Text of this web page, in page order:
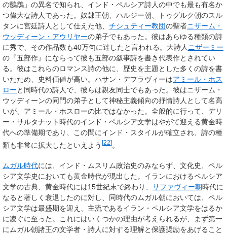
の鸚鵡」の異名で知られ、インド・ペルシア詩人の中でも最も有名か
つ偉大な詩人であった。奴隷王朝、ハルジー朝、トゥグルク朝のスル
タンに宮廷詩人として仕えた他、 チシュティー教団の聖者ニザーム・
ウッディーン・アウリヤーの弟子でもあった。彼はあらゆる種類の詩
に秀で、その作品数も40万句に達したと言われる。大詩人ニザーミー
の『五部作』にならって彼も五部の叙事詩を書き代表作とされてい
る。彼はこれらのロマンス詩の他に、歴史を主題とした多くの詩を書
いたため、史料価値が高い。ハサン・デフラヴィーはアミール・ホス
ローと同時代の詩人で、彼らは親友同士でもあった。彼はニザーム・
ウッディーンの同門の弟子として神秘主義傾向の抒情詩人として名高
いが、アミール・ホスローの比ではなかった。全般的に行って、デリ
ー・サルタナット時代のインド・ペルシア文学はやがて迎える黄金時
代への準備期であり、この間にインド・スタイルが確立され、詩の種
類も非常に拡大したといえよう [22] 。
ムガル時代には、インド・ムスリム政治史のみならず、文化史、ペル
シア文学史においても黄金時代が現出した。イランにおけるペルシア
文学の古典、黄金時代には15世紀末で終わり、 サファヴィー朝時代に
なると著しく衰退したのに対し、同時代のムガル朝においては、ペル
シア文学は最盛期を迎え、主流であるイラン・ペルシア文学をはるか
に凌ぐに至った。これにはいくつかの理由が考えられるが、まず第一
にムガル朝諸王の文学者・詩人に対する理解と保護奨励をあげること